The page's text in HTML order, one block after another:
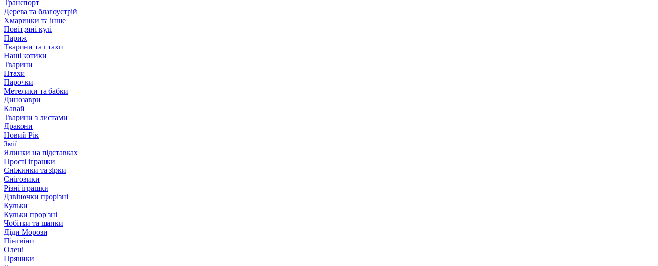
Транспорт
Дерева та благоустрій
Хмаринки та інше
Повітряні кулі
Париж
Тварини та птахи
Наші котики
Тварини
Птахи
Парочки
Метелики та бабки
Динозаври
Кавай
Тварини з листами
Дракони
Новий Рік
Змії
Ялинки на підставках
Прості іграшки
Сніжинки та зірки
Сніговики
Різні іграшки
Дзвіночки прорізні
Кульки
Кульки прорізні
Чобітки та шапки
Діди Морози
Пінгвіни
Олені
Пряники